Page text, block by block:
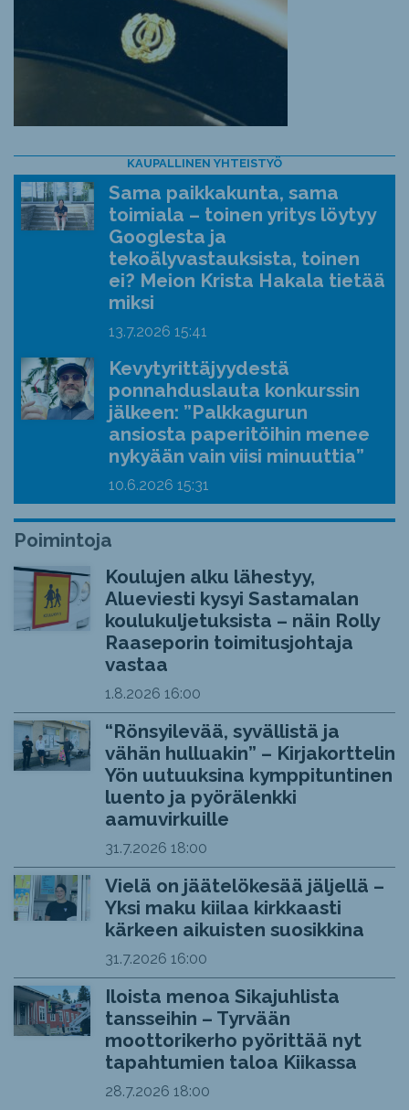
KAUPALLINEN YHTEISTYÖ
Sama paikkakunta, sama
toimiala – toinen yritys löytyy
Googlesta ja
tekoälyvastauksista, toinen
ei? Meion Krista Hakala tietää
miksi
13.7.2026 15:41
Kevytyrittäjyydestä
ponnahduslauta konkurssin
jälkeen: ”Palkkagurun
ansiosta paperitöihin menee
nykyään vain viisi minuuttia”
10.6.2026 15:31
Poimintoja
Koulujen alku lähestyy,
Alueviesti kysyi Sastamalan
koulukuljetuksista – näin Rolly
Raaseporin toimitusjohtaja
vastaa
1.8.2026 16:00
“Rönsyilevää, syvällistä ja
vähän hulluakin” – Kirjakorttelin
Yön uutuuksina kymppituntinen
luento ja pyörälenkki
aamuvirkuille
31.7.2026 18:00
Vielä on jäätelökesää jäljellä –
Yksi maku kiilaa kirkkaasti
kärkeen aikuisten suosikkina
31.7.2026 16:00
Iloista menoa Sikajuhlista
tansseihin – Tyrvään
moottorikerho pyörittää nyt
tapahtumien taloa Kiikassa
28.7.2026 18:00